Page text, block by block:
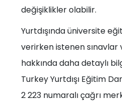
değişiklikler olabilir.
Yurtdışında üniversite
verirken istenen sınavlar
hakkında daha detaylı
Turkey Yurtdışı Eğitim
2 223 numaralı çağrı